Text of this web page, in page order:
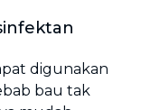
digunakan
bau tak